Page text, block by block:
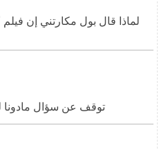
لماذا قال بول مكارتني إن
توقف عن سؤال مادونا